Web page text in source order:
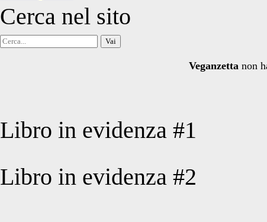
Cerca nel sito
Cerca
Veganzetta non
Libro in evidenza #1
Libro in evidenza #2